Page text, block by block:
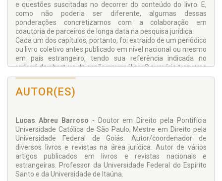
e questões suscitadas no decorrer do conteúdo do livro. E,
como não poderia ser diferente, algumas dessas
ponderações concretizamos com a colaboração em
coautoria de parceiros de longa data na pesquisa jurídica.
Cada um dos capítulos, portanto, foi extraído de um periódico
ou livro coletivo antes publicado em nível nacional ou mesmo
em país estrangeiro, tendo sua referência indicada no
rodapé de abertura da seção em análise. O sumário traz uma
sequência que transita entre o mais crítico e o mais
dogmático, não se descurando todo o tempo em expor a
percepção do autor sobre os assuntos ali abordados.
dimensões – do histórico ao teórico, normativo e
jurisprudencial; da temática comum aos microssistemas
especializados. Com destaque foram contemplados os
fundamentos da disciplina, assim também o campo das
obrigações (sobretudo contratos e responsabilidade civil) e
dos direitos reais.
Torna-se impreterível nosso profundo agradecimento às
AUTOR(ES)
Lucas Abreu Barroso - Doutor em Direito pela Pontifícia
Universidade Católica de São Paulo; Mestre em Direito pela
Universidade Federal de Goiás. Autor/coordenador de
diversos livros e revistas na área jurídica. Autor de vários
artigos publicados em livros e revistas nacionais e
estrangeiras. Professor da Universidade Federal do Espírito
Santo e da Universidade de Itaúna.